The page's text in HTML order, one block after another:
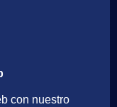
con nuestro